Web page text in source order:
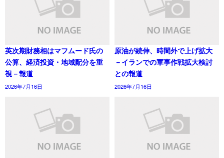
英次期財務相はマフムード氏の
公算、経済投資・地域配分を重
視－報道
2026年7月16日
原油が続伸、時間外で上げ拡大
－イランでの軍事作戦拡大検討
との報道
2026年7月16日